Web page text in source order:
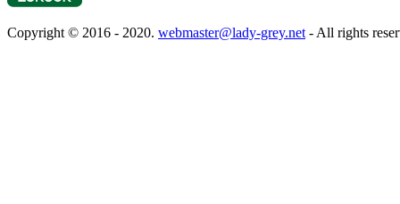
Copyright © 2016 - 2020. webmaster@lady-grey.net - All rights